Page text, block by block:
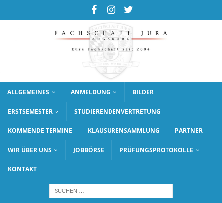
ALLGEMEINES ANMELDUNG BILDER
ERSTSEMESTER STUDIERENDENVERTRETUNG
KOMMENDE TERMINE KLAUSURENSAMMLUNG PARTNER
WIR ÜBER UNS JOBBÖRSE PRÜFUNGSPROTOKOLLE
KONTAKT